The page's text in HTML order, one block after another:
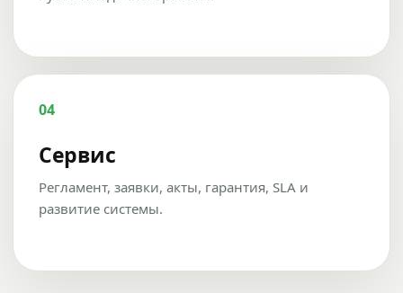
04
Сервис
Регламент, заявки, акты, гарантия, SLA и
развитие системы.